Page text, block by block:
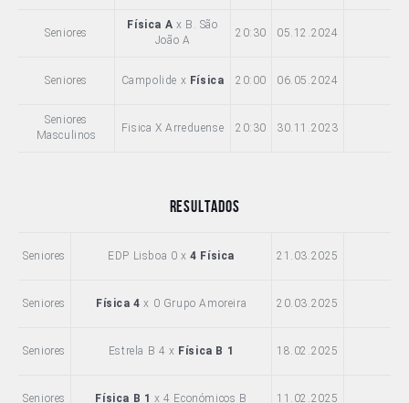
Seniores
Física A x B. São
João A
20:30 05.12.2024
Seniores Campolide x Física 20:00 06.05.2024
Seniores
Masculinos
Fisica X Arreduense 20:30 30.11.2023
Resultados
Seniores EDP Lisboa 0 x4 Física 21.03.2025
Seniores Física 4 x 0 Grupo Amoreira 20.03.2025
Seniores Estrela B 4 x Física B 1 18.02.2025
Seniores Física B 1 x 4 Económicos B 11.02.2025